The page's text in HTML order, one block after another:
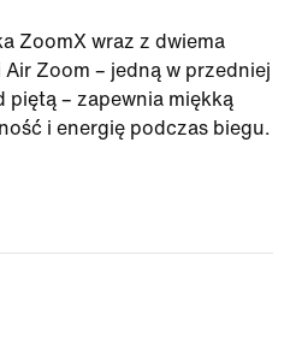
ZoomX wraz z dwiema
Zoom – jedną w przedniej
piętą – zapewnia miękką
i energię podczas biegu.